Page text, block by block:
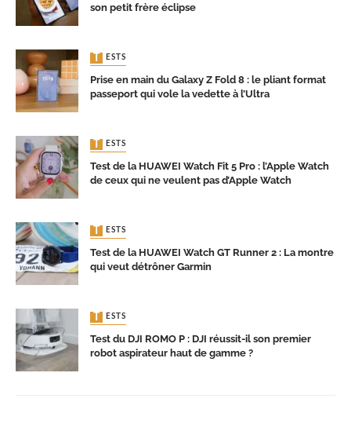
son petit frère éclipse
TESTS
Prise en main du Galaxy Z Fold 8 : le pliant format
passeport qui vole la vedette à l’Ultra
TESTS
Test de la HUAWEI Watch Fit 5 Pro : l’Apple Watch
de ceux qui ne veulent pas d’Apple Watch
TESTS
Test de la HUAWEI Watch GT Runner 2 : La montre
qui veut détrôner Garmin
TESTS
Test du DJI ROMO P : DJI réussit-il son premier
robot aspirateur haut de gamme ?